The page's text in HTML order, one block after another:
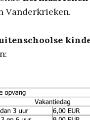
Vanderkrieken.